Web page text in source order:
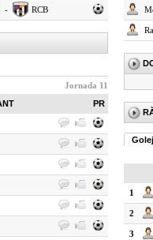
- RCB
Jornada 11
PR
1
2
3